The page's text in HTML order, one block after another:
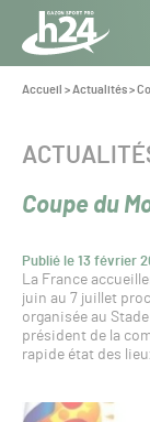
Panneau de gestion
Aller au contenu
Toute
l’info
Pro
Vous
Accueil >Actualités>
Coupe du
Publié le 13 février
CATÉGORIE
La France
juin au 7 juillet
organisée au
président de la
rapide état des